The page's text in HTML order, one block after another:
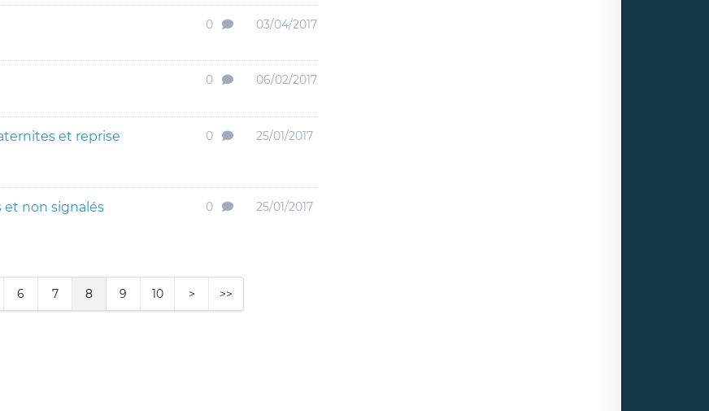
0 03/04/2017
0 06/02/2017
et reprise
0 25/01/2017
et non signalés 0 25/01/2017
6 7 8 9 10 > >>